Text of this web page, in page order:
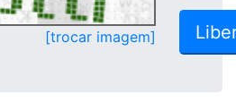
[trocar imagem]